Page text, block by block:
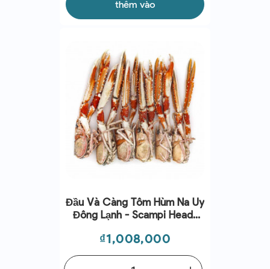
thêm vào
Đầu Và Càng Tôm Hùm Na Uy
Đông Lạnh - Scampi Heads
5kg/ctn
Giá
₫1,008,000